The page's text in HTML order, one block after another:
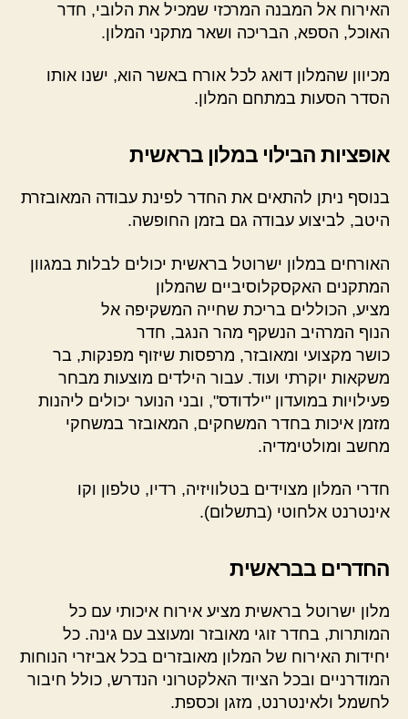
האירוח אל המבנה המרכזי שמכיל את הלובי, חדר
האוכל, הספא, הבריכה ושאר מתקני המלון.
מכיוון שהמלון דואג לכל אורח באשר הוא, ישנו אותו
הסדר הסעות במתחם המלון.
אופציות הבילוי במלון בראשית
בנוסף ניתן להתאים את החדר לפינת עבודה המאובזרת
היטב, לביצוע עבודה גם בזמן החופשה.
האורחים במלון ישרוטל בראשית יכולים לבלות במגוון
המתקנים האקסקלוסיביים שהמלון
מציע, הכוללים בריכת שחייה המשקיפה אל
הנוף המרהיב הנשקף מהר הנגב, חדר
כושר מקצועי ומאובזר, מרפסות שיזוף מפנקות, בר
משקאות יוקרתי ועוד. עבור הילדים מוצעות מבחר
פעילויות במועדון "ילדודס", ובני הנוער יכולים ליהנות
מזמן איכות בחדר המשחקים, המאובזר במשחקי
מחשב ומולטימדיה.
חדרי המלון מצוידים בטלוויזיה, רדיו, טלפון וקו
אינטרנט אלחוטי (בתשלום).
החדרים בבראשית
מלון ישרוטל בראשית מציע אירוח איכותי עם כל
המותרות, בחדר זוגי מאובזר ומעוצב עם גינה. כל
יחידות האירוח של המלון מאובזרים בכל אביזרי הנוחות
המודרניים ובכל הציוד האלקטרוני הנדרש, כולל חיבור
לחשמל ולאינטרנט, מזגן וכספת.